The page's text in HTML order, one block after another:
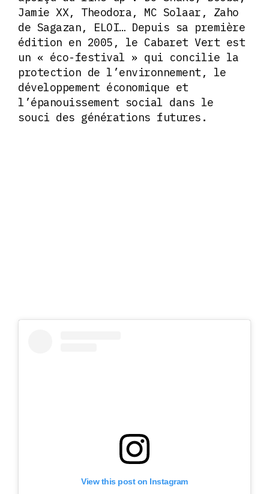
Jamie XX, Theodora, MC Solaar, Zaho
de Sagazan, ELOI… Depuis sa première
édition en 2005, le Cabaret Vert est
un « éco-festival » qui concilie la
protection de l’environnement, le
développement économique et
l’épanouissement social dans le
souci des générations futures.
View this post on Instagram